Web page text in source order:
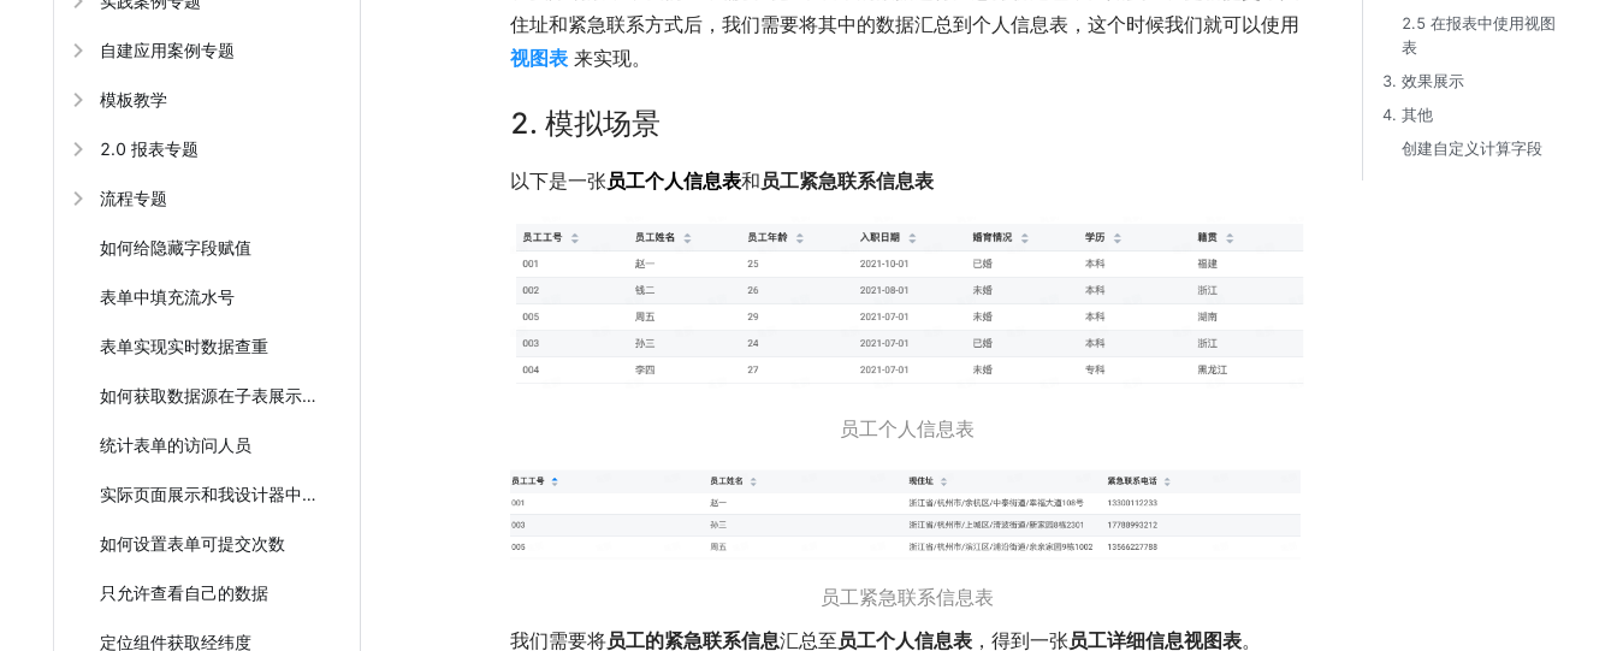
自建应用案例专题
模板教学
2.0 报表专题
流程专题
如何给隐藏字段赋值
表单中填充流水号
表单实现实时数据查重
如何获取数据源在子表展示？
统计表单的访问人员
实际页面展示和我设计器中配置的不一样？
如何设置表单可提交次数
只允许查看自己的数据
定位组件获取经纬度
住址和紧急联系方式后，我们需要将其中的数据汇总到个人信息表，这个时候我们就可以使用
视图表 来实现。
2. 模拟场景
以下是一张 员工个人信息表和 员工紧急联系信息表
员工个人信息表
员工紧急联系信息表
我们需要将员工的紧急联系信息汇总至 员工个人信息表 ，得到一张 员工详细信息视图表。
2.5 在报表中使用视图
表​
3. 效果展示​
4. 其他​
创建自定义计算字段​